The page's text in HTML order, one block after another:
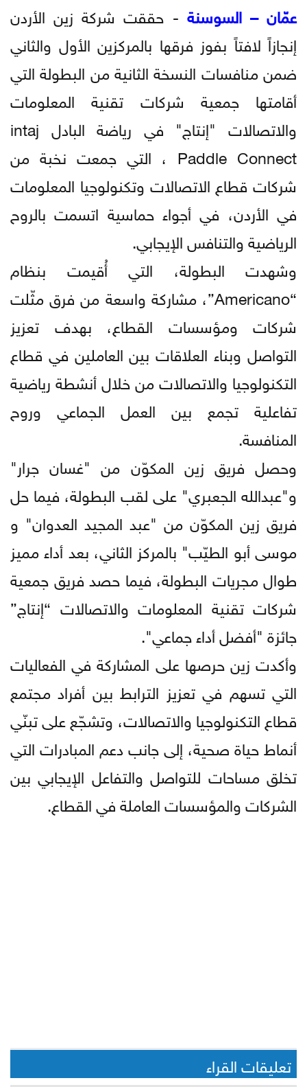
عمّان – السوسنة - حققت شركة زين الأردن
إنجازاً لافتاً بفوز فرقها بالمركزين الأول والثاني
ضمن منافسات النسخة الثانية من البطولة التي
أقامتها جمعية شركات تقنية المعلومات
والاتصالات "إنتاج" في رياضة البادل intaj
Paddle Connect ، التي جمعت نخبة من
شركات قطاع الاتصالات وتكنولوجيا المعلومات
في الأردن، في أجواء حماسية اتسمت بالروح
الرياضية والتنافس الإيجابي.
وشهدت البطولة، التي أُقيمت بنظام
“Americano”، مشاركة واسعة من فرق مثّلت
شركات ومؤسسات القطاع، بهدف تعزيز
التواصل وبناء العلاقات بين العاملين في قطاع
التكنولوجيا والاتصالات من خلال أنشطة رياضية
تفاعلية تجمع بين العمل الجماعي وروح
المنافسة.
وحصل فريق زين المكوّن من "غسان جرار"
و"عبدالله الجعبري" على لقب البطولة، فيما حل
فريق زين المكوّن من "عبد المجيد العدوان" و
موسى أبو الطيّب" بالمركز الثاني، بعد أداء مميز
طوال مجريات البطولة، فيما حصد فريق جمعية
شركات تقنية المعلومات والاتصالات “إنتاج”
جائزة "أفضل أداء جماعي".
وأكدت زين حرصها على المشاركة في الفعاليات
التي تسهم في تعزيز الترابط بين أفراد مجتمع
قطاع التكنولوجيا والاتصالات، وتشجّع على تبنّي
أنماط حياة صحية، إلى جانب دعم المبادرات التي
تخلق مساحات للتواصل والتفاعل الإيجابي بين
الشركات والمؤسسات العاملة في القطاع.
تعليقات القراء